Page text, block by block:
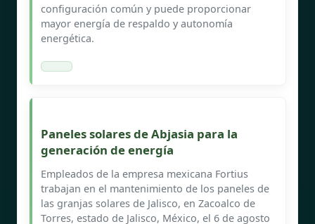
configuración común y puede proporcionar
mayor energía de respaldo y autonomía
energética.
Paneles solares de Abjasia para la
generación de energía
Empleados de la empresa mexicana Fortius
trabajan en el mantenimiento de los paneles de
las granjas solares de Jalisco, en Zacoalco de
Torres, estado de Jalisco, México, el 6 de agosto